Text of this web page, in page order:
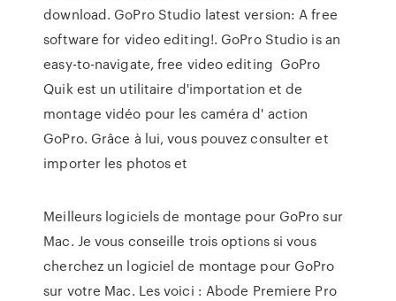
download. GoPro Studio latest version: A free
software for video editing!. GoPro Studio is an
easy-to-navigate, free video editing GoPro
Quik est un utilitaire d'importation et de
montage vidéo pour les caméra d' action
GoPro. Grâce à lui, vous pouvez consulter et
importer les photos et
Meilleurs logiciels de montage pour GoPro sur
Mac. Je vous conseille trois options si vous
cherchez un logiciel de montage pour GoPro
sur votre Mac. Les voici : Abode Premiere Pro